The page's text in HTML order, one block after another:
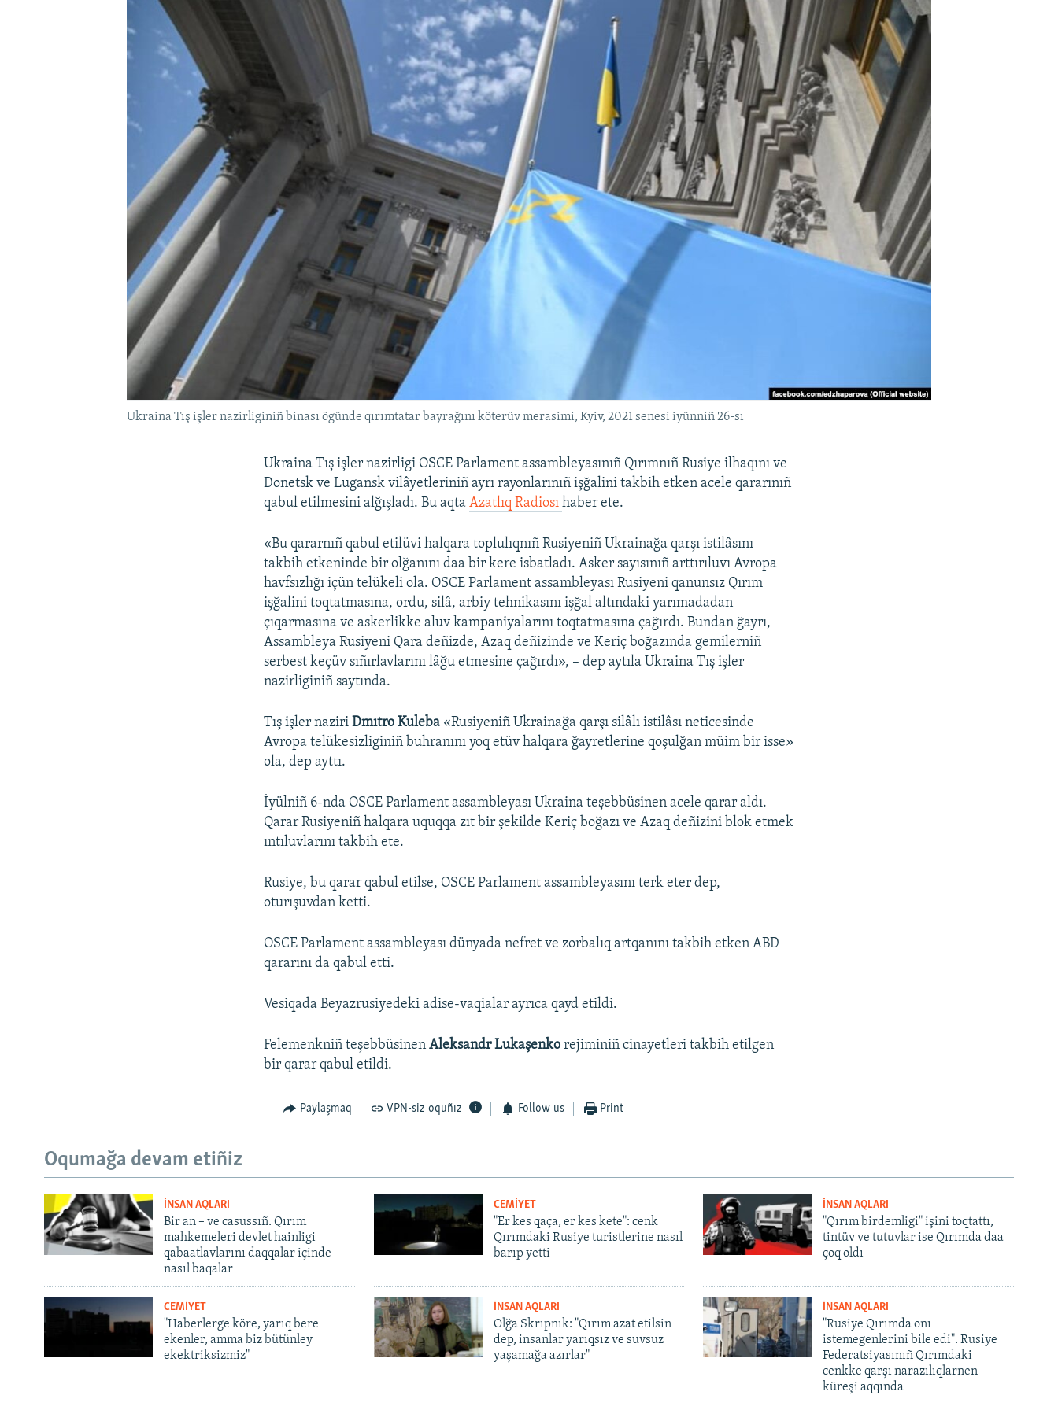
Ukraina Tış işler nazirliginiñ binası ögünde qırımtatar bayrağını köterüv merasimi, Kyiv, 2021 senesi iyünniñ 26-sı
Ukraina Tış işler nazirligi OSCE Parlament assambleyasınıñ Qırımnıñ Rusiye ilhaqını ve
Donetsk ve Lugansk vilâyetleriniñ ayrı rayonlarınıñ işğalini takbih etken acele qararınıñ
qabul etilmesini alğışladı. Bu aqtaAzatlıq Radiosıhaber ete.
«Bu qararnıñ qabul etilüvi halqara toplulıqnıñ Rusiyeniñ Ukrainağa qarşı istilâsını
takbih etkeninde bir olğanını daa bir kere isbatladı. Asker sayısınıñ arttırıluvı Avropa
havfsızlığı içün telükeli ola. OSCE Parlament assambleyası Rusiyeni qanunsız Qırım
işğalini toqtatmasına, ordu, silâ, arbiy tehnikasını işğal altındaki yarımadadan
çıqarmasına ve askerlikke aluv kampaniyalarını toqtatmasına çağırdı. Bundan ğayrı,
Assambleya Rusiyeni Qara deñizde, Azaq deñizinde ve Keriç boğazında gemilerniñ
serbest keçüv sıñırlavlarını lâğu etmesine çağırdı», – dep aytıla Ukraina Tış işler
nazirliginiñ saytında.
Tış işler naziriDmıtro Kuleba «Rusiyeniñ Ukrainağa qarşı silâlı istilâsı neticesinde
Avropa telükesizliginiñ buhranını yoq etüv halqara ğayretlerine qoşulğan müim bir isse»
ola, dep ayttı.
İyülniñ 6-nda OSCE Parlament assambleyası Ukraina teşebbüsinen acele qarar aldı.
Qarar Rusiyeniñ halqara uquqqa zıt bir şekilde Keriç boğazı ve Azaq deñizini blok etmek
ıntıluvlarını takbih ete.
Rusiye, bu qarar qabul etilse, OSCE Parlament assambleyasını terk eter dep,
oturışuvdan ketti.
OSCE Parlament assambleyası dünyada nefret ve zorbalıq artqanını takbih etken ABD
qararını da qabul etti.
Vesiqada Beyazrusiyedeki adise-vaqialar ayrıca qayd etildi.
Felemenkniñ teşebbüsinenAleksandr Lukaşenkorejiminiñ cinayetleri takbih etilgen
bir qarar qabul etildi.
Paylaşmaq VPN-siz oquñız Follow us Print
Oqumağa devam etiñiz
İNSAN AQLARI
Bir an – ve casussıñ. Qırım
mahkemeleri devlet hainligi
qabaatlavlarını daqqalar içinde
nasıl baqalar
CEMİYET
"Er kes qaça, er kes kete": cenk
Qırımdaki Rusiye turistlerine nasıl
barıp yetti
İNSAN AQLARI
"Qırım birdemligi" işini toqtattı,
tintüv ve tutuvlar ise Qırımda daa
çoq oldı
CEMİYET
"Haberlerge köre, yarıq bere
ekenler, amma biz bütünley
ekektriksizmiz"
İNSAN AQLARI
Olğa Skrıpnık: "Qırım azat etilsin
dep, insanlar yarıqsız ve suvsuz
yaşamağa azırlar"
İNSAN AQLARI
"Rusiye Qırımda onı
istemegenlerini bile edi". Rusiye
Federatsiyasınıñ Qırımdaki
cenkke qarşı narazılıqlarnen
küreşi aqqında